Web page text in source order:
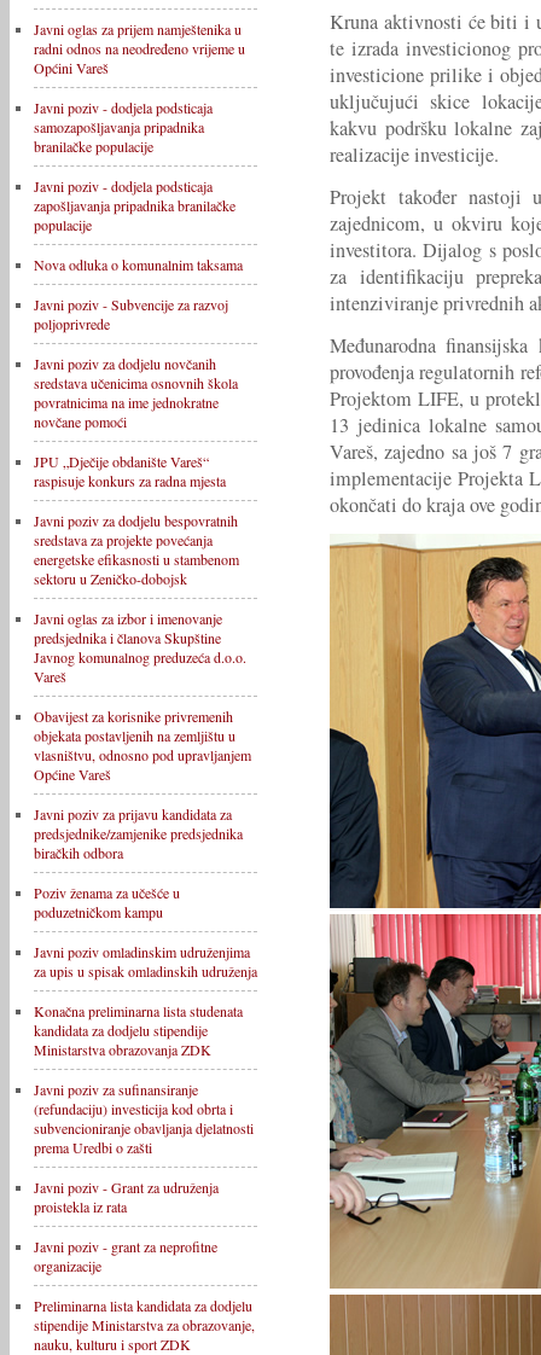
Javni oglas za prijem namještenika u
radni odnos na neodređeno vrijeme u
Općini Vareš
Javni poziv - dodjela podsticaja
samozapošljavanja pripadnika
branilačke populacije
Javni poziv - dodjela podsticaja
zapošljavanja pripadnika branilačke
populacije
Nova odluka o komunalnim taksama
Javni poziv - Subvencije za razvoj
poljoprivrede
Javni poziv za dodjelu novčanih
sredstava učenicima osnovnih škola
povratnicima na ime jednokratne
novčane pomoći
JPU „Dječije obdanište Vareš“
raspisuje konkurs za radna mjesta
Javni poziv za dodjelu bespovratnih
sredstava za projekte povećanja
energetske efikasnosti u stambenom
sektoru u Zeničko-dobojsk
Javni oglas za izbor i imenovanje
predsjednika i članova Skupštine
Javnog komunalnog preduzeća d.o.o.
Vareš
Obavijest za korisnike privremenih
objekata postavljenih na zemljištu u
vlasništvu, odnosno pod upravljanjem
Općine Vareš
Javni poziv za prijavu kandidata za
predsjednike/zamjenike predsjednika
biračkih odbora
Poziv ženama za učešće u
poduzetničkom kampu
Javni poziv omladinskim udruženjima
za upis u spisak omladinskih udruženja
Konačna preliminarna lista studenata
kandidata za dodjelu stipendije
Ministarstva obrazovanja ZDK
Javni poziv za sufinansiranje
(refundaciju) investicija kod obrta i
subvencioniranje obavljanja djelatnosti
prema Uredbi o zašti
Javni poziv - Grant za udruženja
proistekla iz rata
Javni poziv - grant za neprofitne
organizacije
Preliminarna lista kandidata za dodjelu
stipendije Ministarstva za obrazovanje,
nauku, kulturu i sport ZDK
Kruna aktivnosti ćebiti i
te izrada investicionog
investicione prilike i
uključujući skice
kakvu podršku lokalne
realizacije investicije.
Projekt također nastoji
zajednicom, u okviru
investitora. Dijalog s
za identifikaciju
intenziviranje privrednih
Međunarodna
provođenja regulatornih
Projektom LIFE, u
13 jedinica lokalne
Vareš, zajedno sa još 7
implementacije Projekta
okončati do kraja ove